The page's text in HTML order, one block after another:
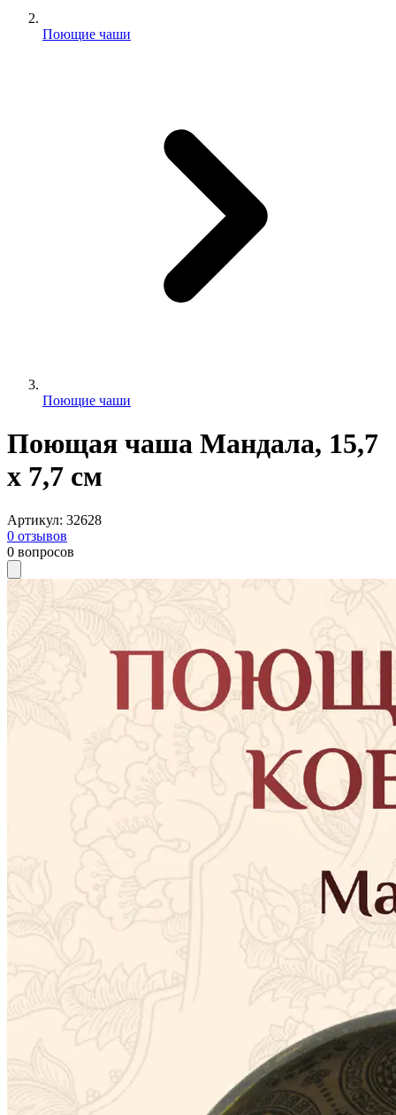
Поющие чаши
Поющие чаши
Поющая чаша Мандала, 15,7
х 7,7 см
Артикул: 32628
0 отзывов
0 вопросов